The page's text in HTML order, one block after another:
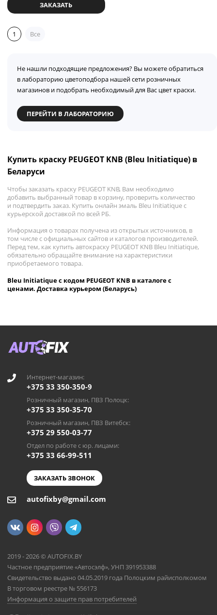
ЗАКАЗАТЬ
1 Все
Не нашли подходящие предложения? Вы можете обратиться
в лабораторию цветоподбора нашей сети розничных
магазинов и подобрать необходимый для Вас цвет краски.
ПЕРЕЙТИ В ЛАБОРАТОРИЮ
Купить краску PEUGEOT KNB (Bleu Initiatique) в
Беларуси
Чтобы заказать краску PEUGEOT KNB, Вам необходимо
добавить выбранный товар в корзину, проверить количество
и подтвердить заказ. Купить онлайн эмаль Bleu Initiatique с
курьерской доставкой по всей РБ.
Информация о товарах получена из открытых источников, в
том числе с официальных сайтов и каталогов производителей.
Перед тем, как купить автокраску PEUGEOT KNB Bleu Initiatique,
обязательно обращайте внимание на характеристики
приобретаемого товара.
Bleu Initiatique с кодом PEUGEOT KNB в каталоге с
ценами. Доставка курьером (Беларусь)
Интернет-магазин:
+375 33 350-350-9
Розничный магазин, ПВЗ Полоцк:
+375 33 350-35-70
Розничный магазин, ПВЗ Витебск:
+375 29 550-03-77
Отдел по работе с юр. лицами:
+375 33 66-99-511
ЗАКАЗАТЬ ЗВОНОК
autofixby@gmail.com
2019 - 2026 © AUTOFIX.BY
Частное предприятие «Автосэлф», УНП 391953388
Свидетельство выдано 04.05.2019 года Полоцким райисполкомом
В торговом реестре № 556173
Информация о защите прав потребителей